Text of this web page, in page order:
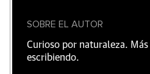
SOBRE EL AUTOR
Curioso por naturaleza. Más
escribiendo.